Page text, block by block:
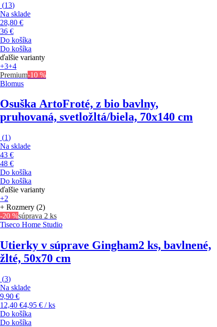
(13)
Na sklade
28,80 €
36 €
Do košíka
Do košíka
ďalšie varianty
+3+4
Premium-10 %
Blomus
Osuška ArtoFroté, z bio bavlny,
pruhovaná, svetložltá/biela, 70x140 cm
(1)
Na sklade
43 €
48 €
Do košíka
Do košíka
ďalšie varianty
+2
+ Rozmery (2)
-20 %súprava 2 ks
Tiseco Home Studio
Utierky v súprave Gingham2 ks, bavlnené,
žlté, 50x70 cm
(3)
Na sklade
9,90 €
12,40 €4,95 € / ks
Do košíka
Do košíka